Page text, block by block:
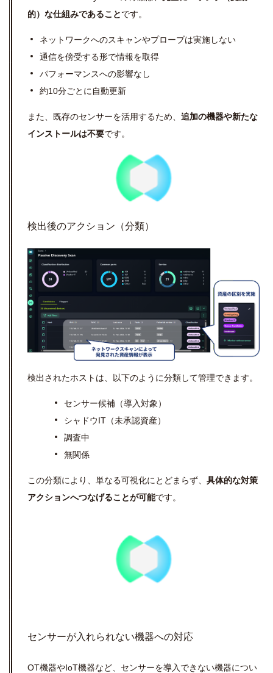
的）な仕組みであることです。
ネットワークへのスキャンやプローブは実施しない
通信を傍受する形で情報を取得
パフォーマンスへの影響なし
約10分ごとに自動更新
また、既存のセンサーを活用するため、 追加の機器や新たな
インストールは不要です。
検出後のアクション（分類）
検出されたホストは、以下のように分類して管理できます。
センサー候補（導入対象）
シャドウIT（未承認資産）
調査中
無関係
この分類により、単なる可視化にとどまらず、 具体的な対策
アクションへつなげることが可能です。
センサーが入れられない機器への対応
OT機器やIoT機器など、センサーを導入できない機器につい